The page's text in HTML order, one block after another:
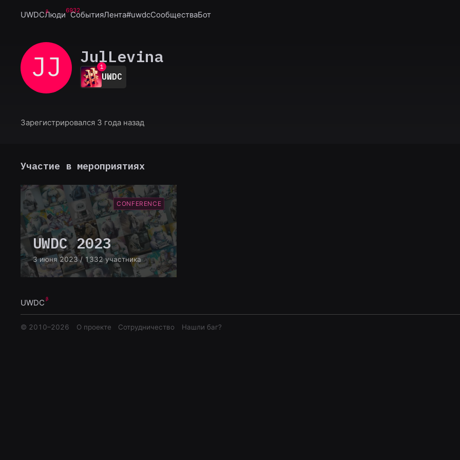
UWDCЛюди6932
СобытияЛента#uwdcСообществаБот
JJ JulLevina
1
2
3
7
UWDC
Зарегистрировался 3 года назад
Участие в мероприятиях
CONFERENCE
UWDC 2023
3 июня 2023 / 1332 участника
UWDC
© 2010–2026 О проекте Сотрудничество Нашли баг?